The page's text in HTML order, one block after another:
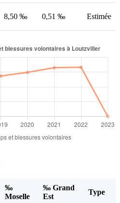
8,50 ‰ 0,51 ‰ Estimée
‰
Moselle
‰ Grand
Est
Type